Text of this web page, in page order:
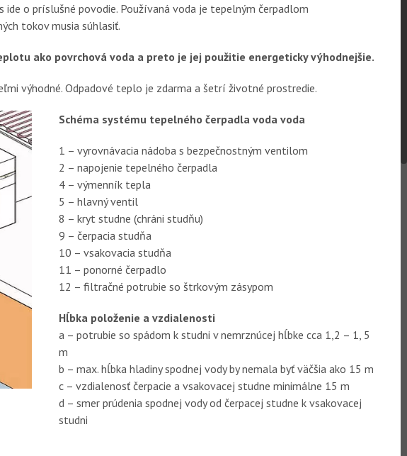
o príslušné povodie. Používaná voda je tepelným čerpadlom
tokov musia súhlasiť.
ako povrchová voda a preto je jej použitie energeticky výhodnejšie.
výhodné. Odpadové teplo je zdarma a šetrí životné prostredie.
Schéma systému tepelného čerpadla voda voda
1 – vyrovnávacia nádoba s bezpečnostným ventilom
2 – napojenie tepelného čerpadla
4 – výmenník tepla
5 – hlavný ventil
8 – kryt studne (chráni studňu)
9 – čerpacia studňa
10 – vsakovacia studňa
11 – ponorné čerpadlo
12 – filtračné potrubie so štrkovým zásypom
Hĺbka položenie a vzdialenosti
a – potrubie so spádom k studni v nemrznúcej hĺbke cca 1,2 – 1, 5
m
b – max. hĺbka hladiny spodnej vody by nemala byť väčšia ako 15 m
c – vzdialenosť čerpacie a vsakovacej studne minimálne 15 m
d – smer prúdenia spodnej vody od čerpacej studne k vsakovacej
studni